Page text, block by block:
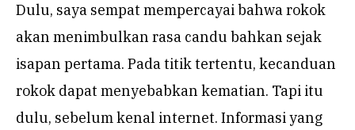
Dulu, saya sempat mempercayai bahwa rokok
akan menimbulkan rasa candu bahkan sejak
isapan pertama. Pada titik tertentu, kecanduan
rokok dapat menyebabkan kematian. Tapi itu
dulu, sebelum kenal internet. Informasi yang